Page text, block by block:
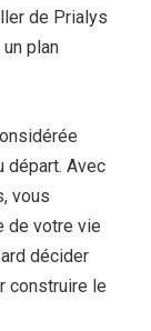
de Prialys
plan
départ. Avec
vous
de votre vie
décider
construire le